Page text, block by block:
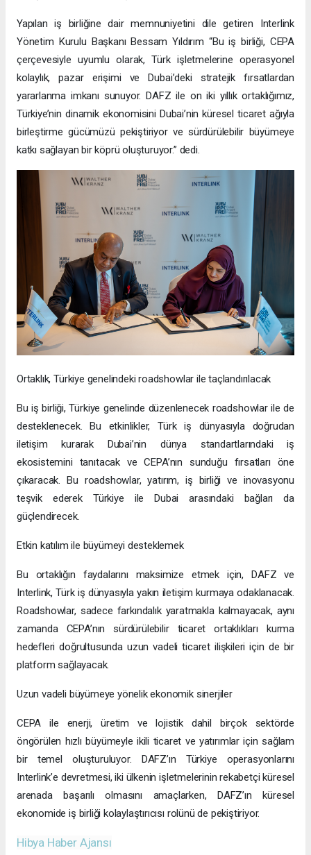
Yapılan iş birliğine dair memnuniyetini dile getiren Interlink
Yönetim Kurulu Başkanı Bessam Yıldırım “Bu iş birliği, CEPA
çerçevesiyle uyumlu olarak, Türk işletmelerine operasyonel
kolaylık, pazar erişimi ve Dubai’deki stratejik fırsatlardan
yararlanma imkanı sunuyor. DAFZ ile on iki yıllık ortaklığımız,
Türkiye’nin dinamik ekonomisini Dubai’nin küresel ticaret ağıyla
birleştirme gücümüzü pekiştiriyor ve sürdürülebilir büyümeye
katkı sağlayan bir köprü oluşturuyor.” dedi.
Ortaklık, Türkiye genelindeki roadshowlar ile taçlandırılacak
Bu iş birliği, Türkiye genelinde düzenlenecek roadshowlar ile de
desteklenecek. Bu etkinlikler, Türk iş dünyasıyla doğrudan
iletişim kurarak Dubai’nin dünya standartlarındaki iş
ekosistemini tanıtacak ve CEPA’nın sunduğu fırsatları öne
çıkaracak. Bu roadshowlar, yatırım, iş birliği ve inovasyonu
teşvik ederek Türkiye ile Dubai arasındaki bağları da
güçlendirecek.
Etkin katılım ile büyümeyi desteklemek
Bu ortaklığın faydalarını maksimize etmek için, DAFZ ve
Interlink, Türk iş dünyasıyla yakın iletişim kurmaya odaklanacak.
Roadshowlar, sadece farkındalık yaratmakla kalmayacak, aynı
zamanda CEPA’nın sürdürülebilir ticaret ortaklıkları kurma
hedefleri doğrultusunda uzun vadeli ticaret ilişkileri için de bir
platform sağlayacak.
Uzun vadeli büyümeye yönelik ekonomik sinerjiler
CEPA ile enerji, üretim ve lojistik dahil birçok sektörde
öngörülen hızlı büyümeyle ikili ticaret ve yatırımlar için sağlam
bir temel oluşturuluyor. DAFZ’ın Türkiye operasyonlarını
Interlink’e devretmesi, iki ülkenin işletmelerinin rekabetçi küresel
arenada başarılı olmasını amaçlarken, DAFZ’ın küresel
ekonomide iş birliği kolaylaştırıcısı rolünü de pekiştiriyor.
Hibya Haber Ajansı